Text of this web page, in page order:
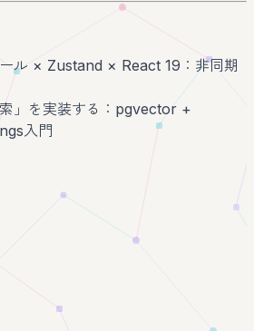
ル × Zustand × React 19：非同期
」を実装する：pgvector +
入門